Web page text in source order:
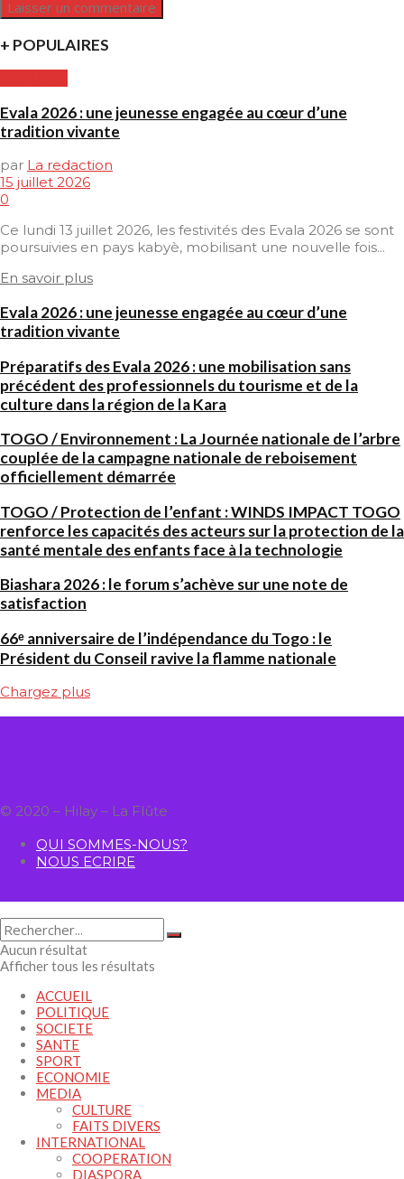
+ POPULAIRES
Evala 2026 : une jeunesse engagée au cœur d’une
tradition vivante
par La redaction
15 juillet 2026
0
Ce lundi 13 juillet 2026, les festivités des Evala 2026 se sont
poursuivies en pays kabyè, mobilisant une nouvelle fois...
En savoir plus
Evala 2026 : une jeunesse engagée au cœur d’une
tradition vivante
Préparatifs des Evala 2026 : une mobilisation sans
précédent des professionnels du tourisme et de la
culture dans la région de la Kara
TOGO / Environnement : La Journée nationale de l’arbre
couplée de la campagne nationale de reboisement
officiellement démarrée
TOGO / Protection de l’enfant : WINDS IMPACT TOGO
renforce les capacités des acteurs sur la protection de la
santé mentale des enfants face à la technologie
Biashara 2026 : le forum s’achève sur une note de
satisfaction
66ᵉ anniversaire de l’indépendance du Togo : le
Président du Conseil ravive la flamme nationale
Chargez plus
© 2020 – Hilay – La Flûte
QUI SOMMES-NOUS?
NOUS ECRIRE
Aucun résultat
Afficher tous les résultats
ACCUEIL
POLITIQUE
SOCIETE
SANTE
SPORT
ECONOMIE
MEDIA
CULTURE
FAITS DIVERS
INTERNATIONAL
COOPERATION
DIASPORA